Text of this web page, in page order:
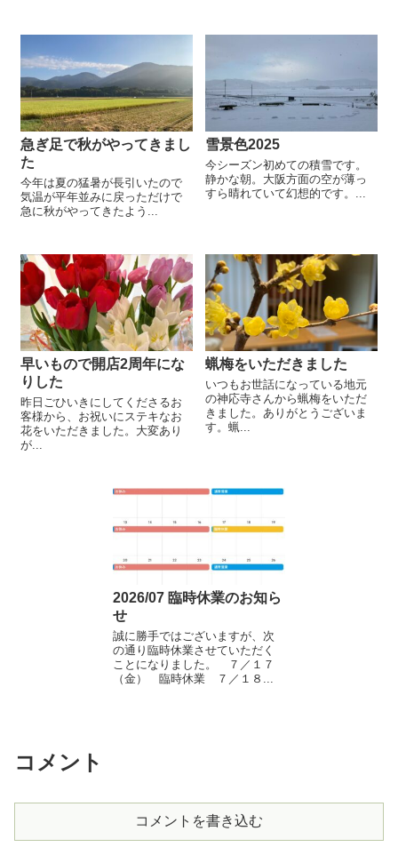
急ぎ足で秋がやってきまし
た
今年は夏の猛暑が長引いたので
気温が平年並みに戻っただけで
急に秋がやってきたよう...
雪景色2025
今シーズン初めての積雪です。
静かな朝。大阪方面の空が薄っ
すら晴れていて幻想的です。...
早いもので開店2周年にな
りした
昨日ごひいきにしてくださるお
客様から、お祝いにステキなお
花をいただきました。大変あり
が...
蝋梅をいただきました
いつもお世話になっている地元
の神応寺さんから蝋梅をいただ
きました。ありがとうございま
す。蝋...
2026/07 臨時休業のお知ら
せ
誠に勝手ではございますが、次
の通り臨時休業させていただく
ことになりました。 ７／１７
（金） 臨時休業 ７／１８...
コメント
コメントを書き込む